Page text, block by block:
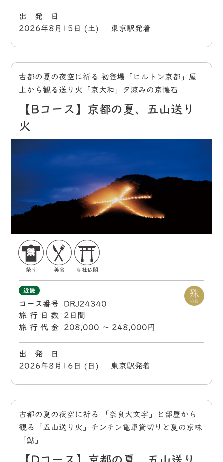
出 発 日
2026年8月15日 (土) 東京駅発着
古都の夏の夜空に祈る 初登場「ヒルトン京都」屋
上から観る送り火「京大和」夕涼みの京懐石
【Bコース】京都の夏、五山送り
火
祭り 美食 寺社仏閣
近畿
コース番号
DRJ24340
旅行日数
2日間
旅行代金
208,000 〜 248,000円
出 発 日
2026年8月16日 (日) 東京駅発着
古都の夏の夜空に祈る 「奈良大文字」と部屋から
観る「五山送り火」チンチン電車貸切りと夏の京味
「鮎」
【Dコース】京都の夏、五山送り